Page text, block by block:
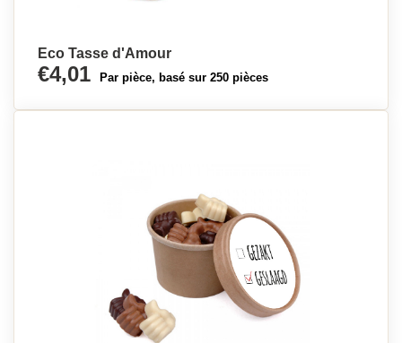
Eco Tasse d'Amour
€4,01 Par pièce, basé sur 250 pièces